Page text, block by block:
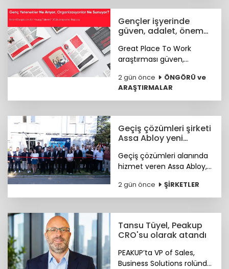
Gençler işyerinde
güven, adalet, önem
Great Place To Work
araştırması güven,
sağlık, anlam ve yapay
zekâya hazır kurum
kültürünün genç çalışan
temel unsurlar olduğunu
ortaya koydu.
2 gün önce
ÖNGÖRÜ ve
ARAŞTIRMALAR
Geçiş çözümleri şirketi
Assa Abloy yeni
Geçiş çözümleri alanında
hizmet veren Assa Abloy,
yeni showroomuyla
güvenlik ve erişim
buluşturuyor.
2 gün önce ŞİRKETLER
Tansu Tüyel, Peakup
CRO'su olarak atandı
PEAKUP’ta VP of Sales,
Business Solutions rolünde